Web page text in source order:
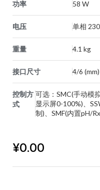
功率 58 W
电压 单相
重量 4.1 kg
接口尺寸 4/6 (mm)
控制方
式
可选：SMC(手动模
显示屏0-100%)、
制)、SMF(内置pH/
¥0.00